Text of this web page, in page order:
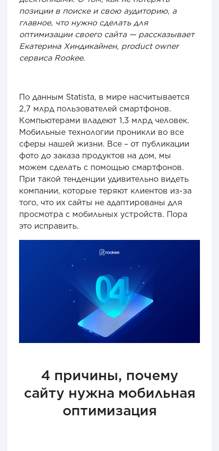
позиции в поиске и свою аудиторию, а
главное, что нужно сделать для
оптимизации своего сайта — рассказывает
Екатерина Хиндикайнен, product owner
сервиса Rookee.
По данным Statista, в мире насчитывается
2,7 млрд пользователей смартфонов.
Компьютерами владеют 1,3 млрд человек.
Мобильные технологии проникли во все
сферы нашей жизни. Все – от публикации
фото до заказа продуктов на дом, мы
можем сделать с помощью смартфонов.
При такой тенденции удивительно видеть
компании, которые теряют клиентов из-за
того, что их сайты не адаптированы для
просмотра с мобильных устройств. Пора
это исправить.
4 причины, почему
сайту нужна мобильная
оптимизация